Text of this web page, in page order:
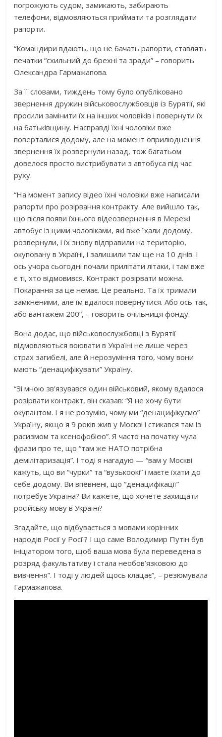
погрожують судом, замикають, забирають
телефони, відмовляються приймати та розглядати
рапорти.
“Командири вдають, що не бачать рапорти, ставлять
печатки “схильний до брехні та зради” – говорить
Олександра Гармажапова.
За її словами, тиждень тому було опубліковано
звернення дружин військовослужбовців із Бурятії, які
просили замінити їх на інших чоловіків і повернути їх
на батьківщину. Насправді їхні чоловіки вже
поверталися додому, але на момент оприлюднення
звернення їх розвернули назад, тож багатьом
довелося просто вистрибувати з автобуса під час
руху.
“На момент запису відео їхні чоловіки вже написали
рапорти про розірвання контракту. Але вийшло так,
що після появи їхнього відеозвернення в Мережі
автобус із цими чоловіками, які вже їхали додому,
розвернули, і їх знову відправили на територію,
окуповану в Україні, і залишили там ще на 10 днів. І
ось учора сьогодні почали прилітати літаки, і там вже
є ті, хто відмовився. Контракт розірвати можна.
Покарання за це немає. Це реально. Та їх тримали
замкненими, але їм вдалося повернутися. Або ось так,
або вантажем 200”, – говорить очільниця фонду.
Вона додає, що військовослужбовці з Бурятії
відмовляються воювати в Україні не лише через
страх загибелі, але й нерозуміння того, чому вони
мають “денацифікувати” Україну.
“Зі мною зв’язувався один військовий, якому вдалося
розірвати контракт, він сказав: “Я не хочу бути
окупантом. І я не розумію, чому ми “денацифікуємо”
Україну, якщо я 9 років жив у Москві і стикався там із
расизмом та ксенофобією”. Я часто на початку чула
фрази про те, що “там же НАТО потрібна
демілітаризація”. І тоді я нагадую — “вам у Москві
кажуть, що ви “чурки” та “вузькоокі” і маєте їхати до
себе додому. Ви впевнені, що “денацифікації”
потребує Україна? Ви кажете, що хочете захищати
російську мову в Україні?
Згадайте, що відбувається з мовами корінних
народів Росії у Росії? І що саме Володимир Путін був
ініціатором того, щоб ваша мова була переведена в
розряд факультативу і стала необов’язковою до
вивчення”. І тоді у людей щось клацає”, – резюмувала
Гармажапова.